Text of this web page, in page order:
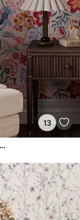
13
Svetla cvetlična in jagodna kompozicija s papagaji